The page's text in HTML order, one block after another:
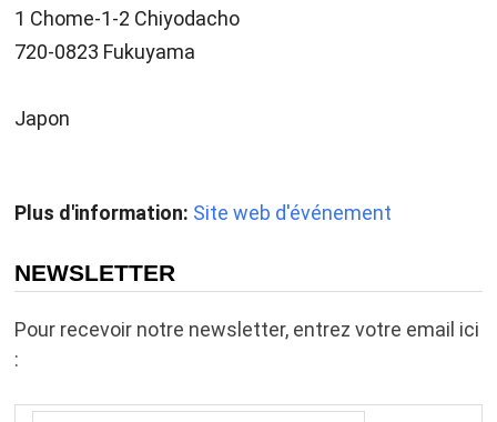
1 Chome-1-2 Chiyodacho
720-0823 Fukuyama
Japon
Plus d'information: Site web d'événement
NEWSLETTER
Pour recevoir notre newsletter, entrez votre email ici
: